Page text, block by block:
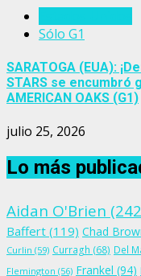
Sólo G1
SARATOGA (EUA):
STARS se encumbró
AMERICAN OAKS (G1)
julio 25, 2026
Lo más
Aidan O'Brien
Baffert (119) Chad
Curlin (59) Curragh (68) Del
Flemington (56) Frankel (94)